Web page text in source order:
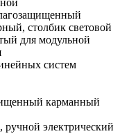
столбик световой
для модульной
систем
карманный
электрический